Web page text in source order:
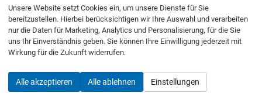
GWM
HYUNDAI
KIA
Unsere Website setzt Cookies ein, um unsere Dienste für Sie
bereitzustellen. Hierbei berücksichtigen wir Ihre Auswahl und verarbeiten
nur die Daten für Marketing, Analytics und Personalisierung, für die Sie
uns Ihr Einverständnis geben. Sie können Ihre Einwilligung jederzeit mit
Wirkung für die Zukunft widerrufen.
Alle akzeptieren Alle ablehnen Einstellungen